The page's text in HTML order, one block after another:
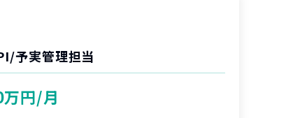
予実管理担当
円/月